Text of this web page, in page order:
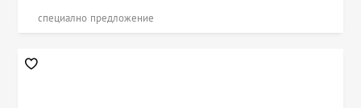
специално предложение